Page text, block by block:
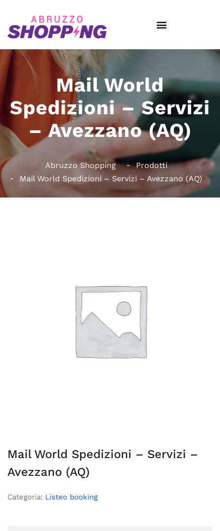
Mail World
Spedizioni – Servizi
– Avezzano (AQ)
Abruzzo Shopping
Prodotti
Mail World Spedizioni – Servizi – Avezzano (AQ)
Mail World Spedizioni – Servizi –
Avezzano (AQ)
Categoria: Listeo booking